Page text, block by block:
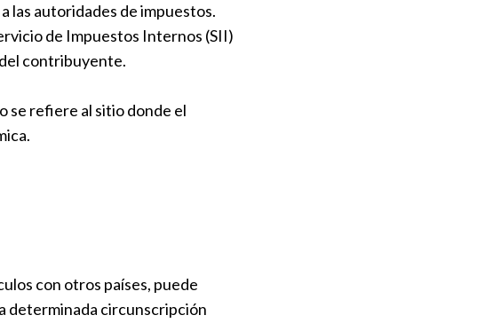
las autoridades de impuestos.
de Impuestos Internos (SII)
contribuyente.
se refiere al sitio donde el
con otros países, puede
determinada circunscripción